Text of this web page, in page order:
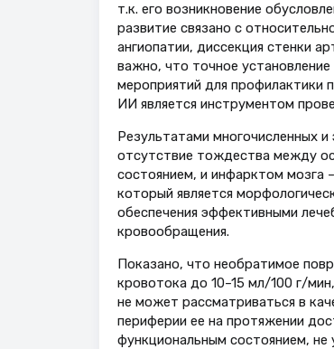
т.к. его возникновение
развитие связано с
ангиопатии, диссекция стенки
важно, что точное
мероприятий для профилактики
ИИ является инструментом
Результатами многочисленных
отсутствие тождества между
состоянием, и инфарктом мозга
который является
обеспечения эффективными
кровообращения.
Показано, что необратимое
кровотока до 10–15 мл/100 г/
не может рассматриваться в
периферии ее на протяжении
функциональным состоянием,